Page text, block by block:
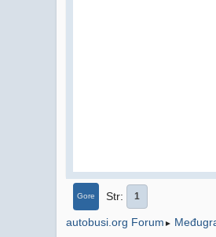
Gore Str 1
autobusi.org Forum ►